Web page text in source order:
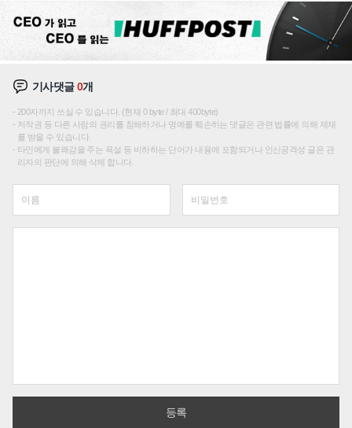
기사댓글0개
200자까지 쓰실 수 있습니다. (현재 0 byte / 최대 400byte)
저작권 등 다른 사람의 권리를 침해하거나 명예를 훼손하는 댓글은 관련 법률에 의해 제재
를 받을 수 있습니다.
타인에게 불쾌감을 주는 욕설 등 비하하는 단어가 내용에 포함되거나 인신공격성 글은 관
리자의 판단에 의해 삭제 합니다.